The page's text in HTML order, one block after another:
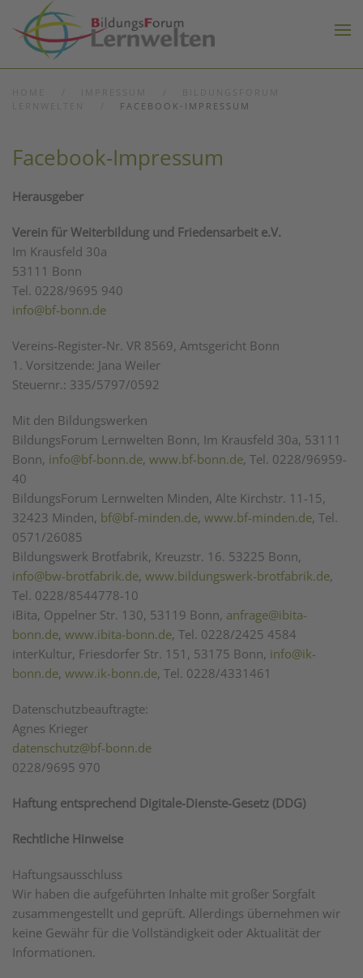
Zum Hauptinhalt springen
FACEBOOK-IMPRESSUM
Facebook-Impressum
Herausgeber
Verein für Weiterbildung und Friedensarbeit e.V.
Im Krausfeld 30a
53111 Bonn
Tel. 0228/9695 940
info@bf-bonn.de
Vereins-Register-Nr. VR 8569, Amtsgericht Bonn
1. Vorsitzende: Jana Weiler
Steuernr.: 335/5797/0592
Mit den Bildungswerken
BildungsForum Lernwelten Bonn, Im Krausfeld 30a, 53111
Bonn, info@bf-bonn.de, www.bf-bonn.de, Tel. 0228/96959-
40
BildungsForum Lernwelten Minden, Alte Kirchstr. 11-15,
32423 Minden, bf@bf-minden.de, www.bf-minden.de, Tel.
0571/26085
Bildungswerk Brotfabrik, Kreuzstr. 16. 53225 Bonn,
info@bw-brotfabrik.de, www.bildungswerk-brotfabrik.de,
Tel. 0228/8544778-10
iBita, Oppelner Str. 130, 53119 Bonn, anfrage@ibita-
bonn.de, www.ibita-bonn.de, Tel. 0228/2425 4584
interKultur, Friesdorfer Str. 151, 53175 Bonn, info@ik-
bonn.de, www.ik-bonn.de, Tel. 0228/4331461
Datenschutzbeauftragte:
Agnes Krieger
datenschutz@bf-bonn.de
0228/9695 970
Haftung entsprechend Digitale-Dienste-Gesetz (DDG)
Rechtliche Hinweise
Haftungsausschluss
Wir haben die aufgeführten Inhalte mit großer Sorgfalt
zusammengestellt und geprüft. Allerdings übernehmen wir
keine Gewähr für die Vollständigkeit oder Aktualität der
Informationen.